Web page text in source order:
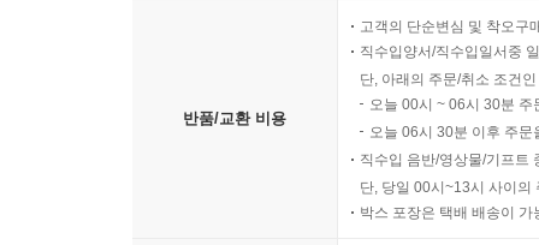
반품/교환 비용
고객의 단순변심 및 착오구
직수입양서/직수입일서중
단, 아래의 주문/취소 조건
오늘 00시 ~ 06시 30분
오늘 06시 30분 이후 주
직수입 음반/영상물/기프트
단, 당일 00시~13시 사이의
박스 포장은 택배 배송이